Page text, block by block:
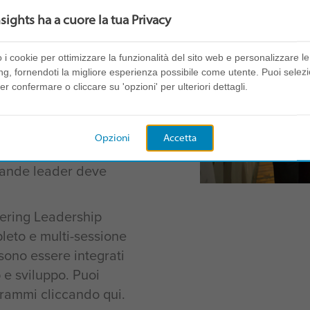
rendere reale
sviluppo della
caso o considerato
le
leader crea con i suoi
un buon leader
leader deve
Leadership
e multi-sessione
essere integrati
sviluppo. Puoi
cliccando qui.
ha a cuore la tua Privacy
i cookie per ottimizzare la funzionalità del sito web e personalizzare
fornendoti la migliore esperienza possibile come utente. Puoi
confermare o cliccare su 'opzioni' per ulteriori dettagli.
Accetta
Opzioni